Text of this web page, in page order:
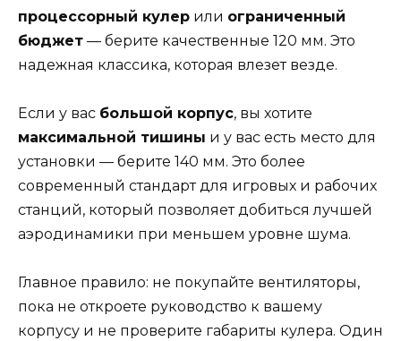
процессорный кулер или ограниченный
бюджет — берите качественные 120 мм. Это
надежная классика, которая влезет везде.
Если у вас большой корпус, вы хотите
максимальной тишины и у вас есть место для
установки — берите 140 мм. Это более
современный стандарт для игровых и рабочих
станций, который позволяет добиться лучшей
аэродинамики при меньшем уровне шума.
Главное правило: не покупайте вентиляторы,
пока не откроете руководство к вашему
корпусу и не проверите габариты кулера. Один